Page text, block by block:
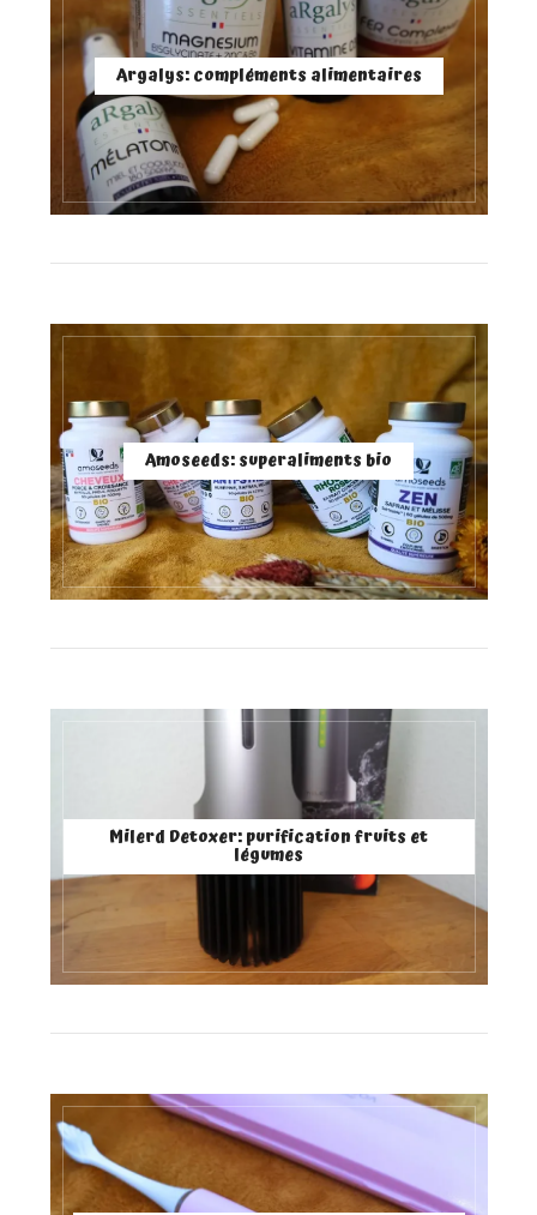
Argalys: compléments alimentaires
Amoseeds: superaliments bio
Milerd Detoxer: purification fruits et
légumes